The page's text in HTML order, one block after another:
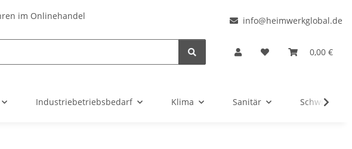
im Onlinehandel info@heimwerkglobal.de
0,00 €
Industriebetriebsbedarf Klima Sanitär